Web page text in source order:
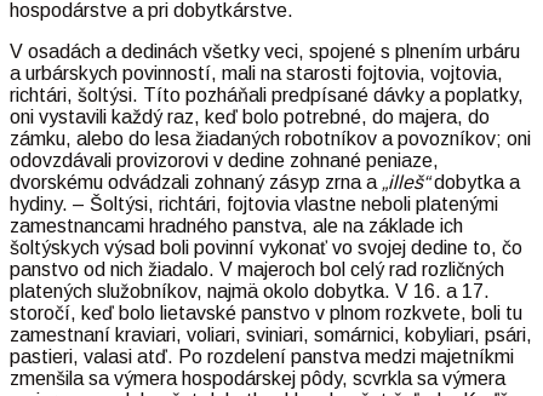
hospodárstve a pri dobytkárstve.
V osadách a dedinách všetky veci, spojené s plnením urbáru
a urbárskych povinností, mali na starosti fojtovia, vojtovia,
richtári, šoltýsi. Títo pozháňali predpísané dávky a poplatky,
oni vystavili každý raz, keď bolo potrebné, do majera, do
zámku, alebo do lesa žiadaných robotníkov a povozníkov; oni
odovzdávali provizorovi v dedine zohnané peniaze,
dvorskému odvádzali zohnaný zásyp zrna a „illeš“dobytka a
hydiny. – Šoltýsi, richtári, fojtovia vlastne neboli platenými
zamestnancami hradného panstva, ale na základe ich
šoltýskych výsad boli povinní vykonať vo svojej dedine to, čo
panstvo od nich žiadalo. V majeroch bol celý rad rozličných
platených služobníkov, najmä okolo dobytka. V 16. a 17.
storočí, keď bolo lietavské panstvo v plnom rozkvete, boli tu
zamestnaní kraviari, voliari, sviniari, somárnici, kobyliari, psári,
pastieri, valasi atď. Po rozdelení panstva medzi majetníkmi
zmenšila sa výmera hospodárskej pôdy, scvrkla sa výmera